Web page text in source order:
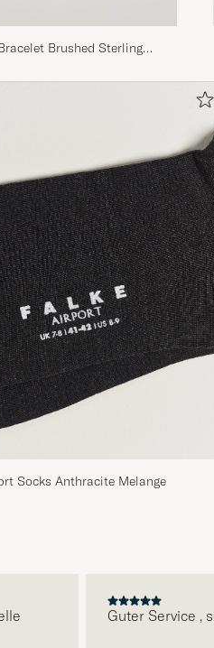
Brushed Sterling
Socks Anthracite Melange
Guter Service ,